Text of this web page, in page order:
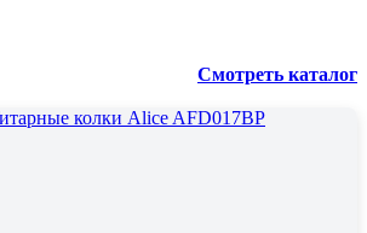
Смотреть каталог